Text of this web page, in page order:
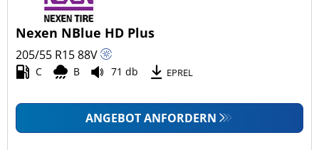
Nexen NBlue HD Plus
205/55 R1588V
C B 71 db EPREL
ANGEBOT ANFORDERN